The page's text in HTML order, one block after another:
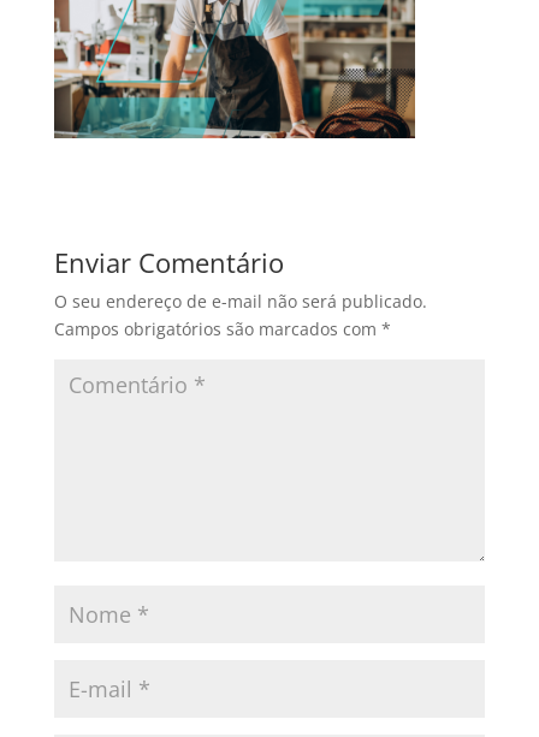
Enviar Comentário
O seu endereço de e-mail não será publicado.
Campos obrigatórios são marcados com *